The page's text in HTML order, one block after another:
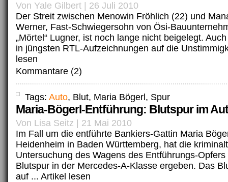
Von Yale Gilbert | 26 Juli 2010
Der Streit zwischen Menowin Fröhlich (22) und
Werner, Fast-Schwiegersohn von Ösi-
„Mörtel“ Lugner, ist noch lange nicht beigelegt.
in jüngsten RTL-Aufzeichnungen auf die
lesen
Kommantare (2)
Tags: Auto, Blut, Maria Bögerl, Spur
Maria-Bögerl-Entführung: Blutspur im
Von Lisa Seitz | 21 Mai 2010
Im Fall um die entführte Bankiers-Gattin Maria
Heidenheim in Baden Württemberg, hat die
Untersuchung des Wagens des Entführungs-
Blutspur in der Mercedes-A-Klasse ergeben. Das
auf ... Artikel lesen